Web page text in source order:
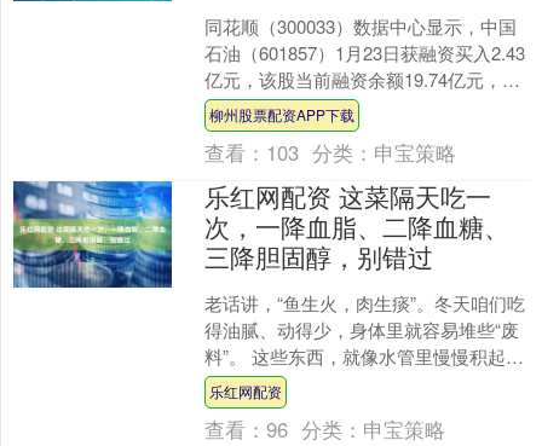
同花顺（300033）数据中心显示，中国
石油（601857）1月23日获融资买入2.43
亿元，该股当前融资余额19.74亿元，占
流通市值的0.12%，超过历史6....
柳州股票配资APP下载
查看： 103 分类： 申宝策略
乐红网配资 这菜隔天吃一
次，一降血脂、二降血糖、
三降胆固醇，别错过
老话讲，“鱼生火，肉生痰”。冬天咱们吃
得油腻、动得少，身体里就容易堆些“废
料”。 这些东西，就像水管里慢慢积起的
水垢。 用菜市场里最平常的几样菜：芹
菜、西兰花、....
乐红网配资
查看：96 分类： 申宝策略